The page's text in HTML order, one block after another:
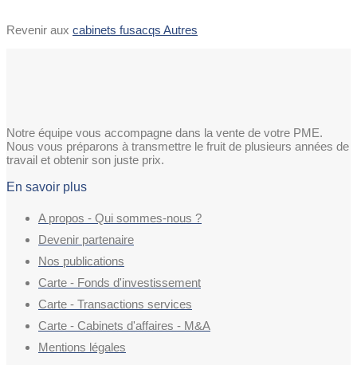
Revenir aux cabinets fusacqs Autres
Notre équipe vous accompagne dans la vente de votre PME.
Nous vous préparons à transmettre le fruit de plusieurs années de
travail et obtenir son juste prix.
En savoir plus
A propos - Qui sommes-nous ?
Devenir partenaire
Nos publications
Carte - Fonds d'investissement
Carte - Transactions services
Carte - Cabinets d'affaires - M&A
Mentions légales